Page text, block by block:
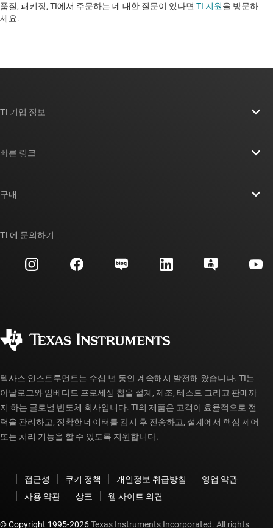
품질, 패키징, TI에서 주문하는 데 대한 질문이 있다면 TI 지원을 방문하
세요. ​​​​​​​​​​​​​​
TI 기업 정보
투자 관계
제조
빠른 링크
대체품 검색
고객 지원 센터
myTI 계정 FAQ
구매
주문 FAQ
TI 에 문의하기
텍사스 인스트루먼트는 수십 년 동안 계속해서 발전해 왔습니다. TI는
아날로그와 임베디드 프로세싱 칩을 설계, 제조, 테스트 그리고 판매까
지 하는 글로벌 반도체 회사입니다. TI의 제품은 고객이 효율적으로 전
력을 관리하고, 정확한 데이터를 감지 후 전송하고, 설계에서 핵심 제어
또는 처리 기능을 할 수 있도록 지원합니다.
접근성 쿠키 정책 개인정보 취급방침
영업 약관
사용 약관
상표 웹 사이트 의견
© Copyright 1995-2026Texas Instruments Incorporated. All rights